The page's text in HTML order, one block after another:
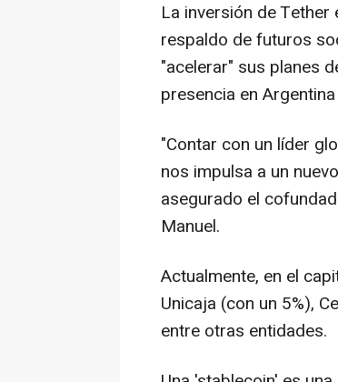
La inversión de
respaldo de futuros
"acelerar" sus planes
presencia en
"Contar con un líder
nos impulsa a un
asegurado el
Manuel.
Actualmente, en el
Unicaja (con un 5%),
entre otras entidades.